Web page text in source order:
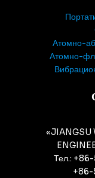
Атомно-
Атомно-
«JIANGSU
Тел.:
+86-